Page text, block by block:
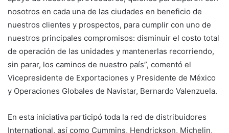
nosotros en cada una de las ciudades en beneficio de
nuestros clientes y prospectos, para cumplir con uno de
nuestros principales compromisos: disminuir el costo total
de operación de las unidades y mantenerlas recorriendo,
sin parar, los caminos de nuestro país”, comentó el
Vicepresidente de Exportaciones y Presidente de México
y Operaciones Globales de Navistar, Bernardo Valenzuela.
En esta iniciativa participó toda la red de distribuidores
International, así como Cummins, Hendrickson, Michelin,